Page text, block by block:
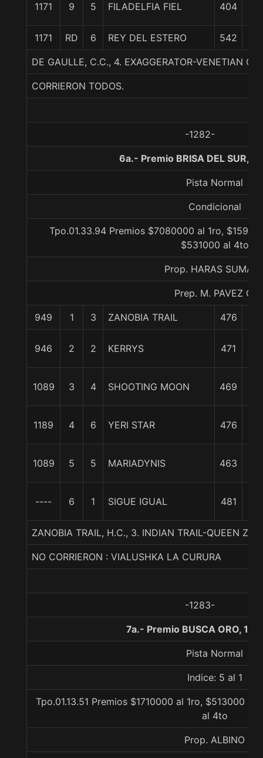
1171 9 5 FILADELFIA FIEL 404
1171 RD 6 REY DEL ESTERO 542
DE GAULLE, C.C., 4. EXAGGERATOR-VENETIAN
CORRIERON TODOS.
-1282-
6a.- Premio BRISA DEL SUR,
Pista Normal
Condicional
Tpo.01.33.94 Premios $7080000 al 1ro,
$531000 al 4to
Prop. HARAS
Prep. M. PAVEZ O.
949 1 3 ZANOBIA TRAIL 476
946 2 2 KERRYS 471
1089 3 4 SHOOTING MOON 469
1189 4 6 YERI STAR 476
1089 5 5 MARIADYNIS 463
---- 6 1 SIGUE IGUAL 481
ZANOBIA TRAIL, H.C., 3. INDIAN TRAIL-QUEEN
NO CORRIERON : VIALUSHKA LA CURURA
-1283-
7a.- Premio BUSCA ORO,
Pista Normal
Indice: 5 al 1
Tpo.01.13.51 Premios $1710000 al 1ro, $513000
al 4to
Prop. ALBINO